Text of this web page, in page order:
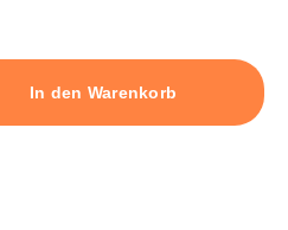
quantity: 5
In den Warenkorb